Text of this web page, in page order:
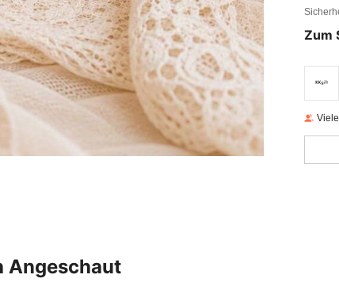
Zum
Angeschaut